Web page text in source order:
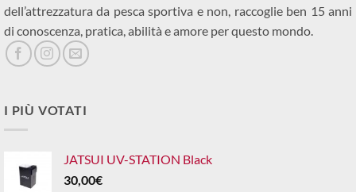
dell’attrezzatura da pesca sportiva e non, raccoglie ben 15 anni
di conoscenza, pratica, abilità e amore per questo mondo.
I PIÙ VOTATI
JATSUI UV-STATION Black
30,00€